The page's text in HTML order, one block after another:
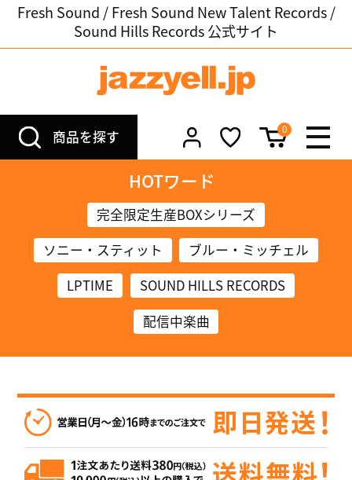
Fresh Sound / Fresh Sound New Talent Records /
Sound Hills Records 公式サイト
商品を探す 0
HOTワード
完全限定生産BOXシリーズ
ソニー・スティット
ブルー・ミッチェル
LPTIME
SOUND HILLS RECORDS
配信中楽曲